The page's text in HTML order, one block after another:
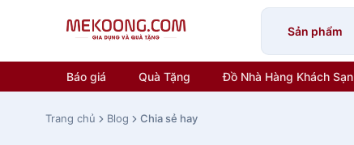
Sản phẩm
Báo giá Quà Tặng Đồ Nhà Hàng Khách Sạn
Trang chủ Blog Chia sẻ hay